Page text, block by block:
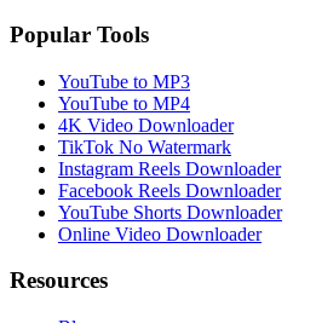
Popular Tools
YouTube to MP3
YouTube to MP4
4K Video Downloader
TikTok No Watermark
Instagram Reels Downloader
Facebook Reels Downloader
YouTube Shorts Downloader
Online Video Downloader
Resources